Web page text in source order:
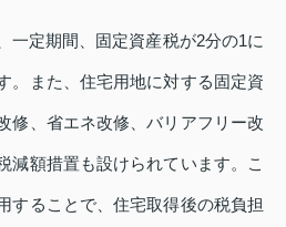
一定期間、固定資産税が2分の1に
。また、住宅用地に対する固定資
修、省エネ改修、バリアフリー改
減額措置も設けられています。こ
することで、住宅取得後の税負担